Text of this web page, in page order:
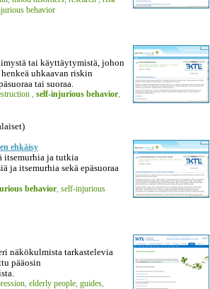
behavior
tai käyttäytymistä, johon
uhkaavan riskin
tai suoraa.
self-injurious behavior
ehkäisy
itsemurhia ja tutkia
ja itsemurhia sekä epäsuoraa
behavior self-injurious
näkökulmista tarkastelevia
pääosin
elderly people guides